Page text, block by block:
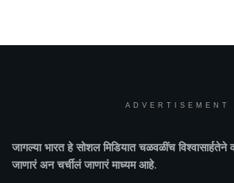
ADVERTISEMENT
जागल्या भारतहे सोशल मिडियात चळवळींच
जाणारं अन चर्चीलं जाणारं माध्यम आहे.